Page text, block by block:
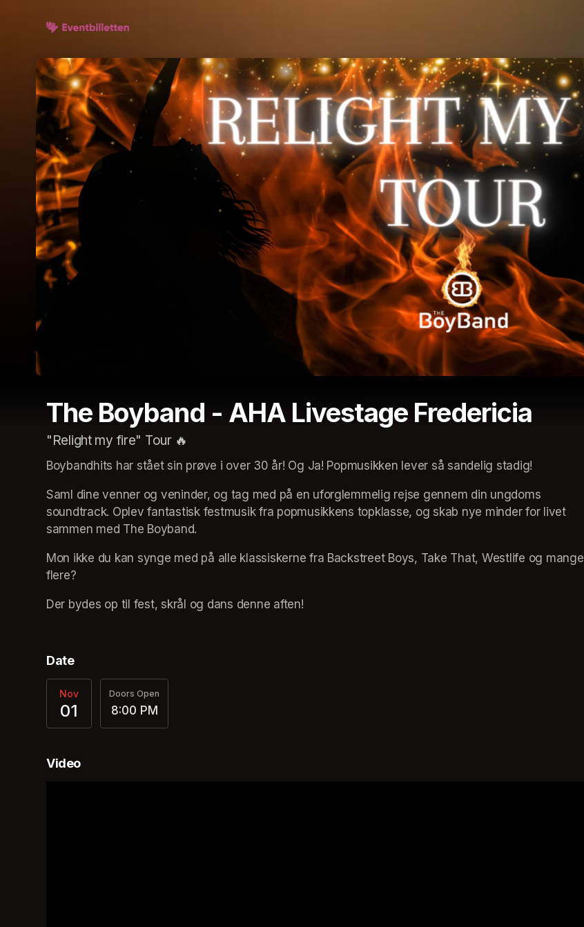
The Boyband - AHA Livestage Fredericia
"Relight my fire" Tour 🔥
Boybandhits har stået sin prøve i over 30 år! Og Ja! Popmusikken lever så sandelig stadig!
Saml dine venner og veninder, og tag med på en uforglemmelig rejse gennem din ungdoms
soundtrack. Oplev fantastisk festmusik fra popmusikkens topklasse, og skab nye minder for livet
sammen med The Boyband.
Mon ikke du kan synge med på alle klassiskerne fra Backstreet Boys, Take That, Westlife og mange
flere?
Der bydes op til fest, skrål og dans denne aften!
Date
Nov
01
Doors Open
8:00 PM
Video